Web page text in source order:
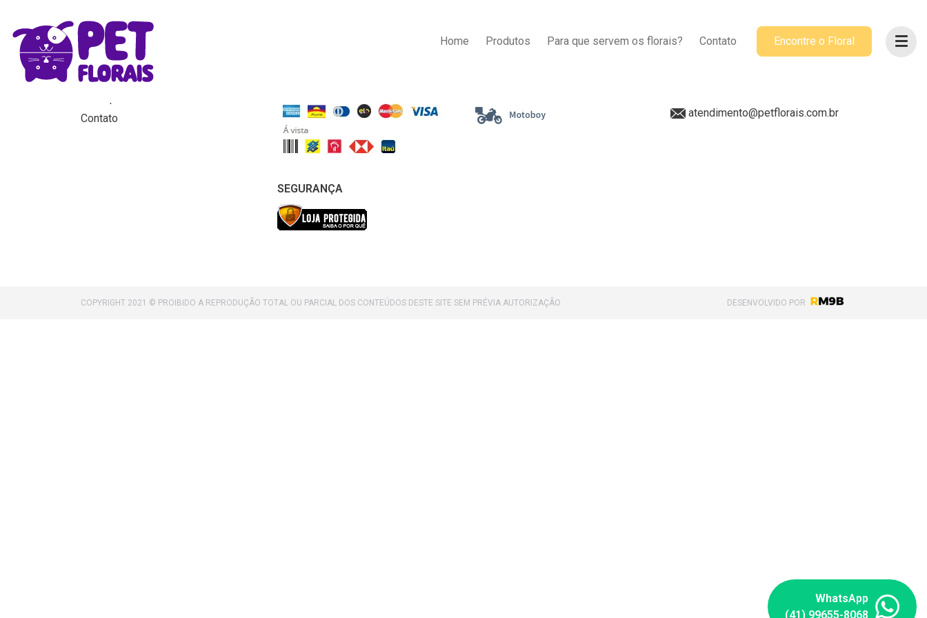
Home Produtos Para que servem os florais? Contato Encontre o Floral
MENU
Home
Produtos
Contato
SEGURANÇA
ENTREGA
ACOMPANHE-NOS
@petflorais
atendimento@petflorais.com.br
COPYRIGHT 2021 © PROIBIDO A REPRODUÇÃO TOTAL OU PARCIAL DOS CONTEÚDOS DESTE SITE SEM PRÉVIA AUTORIZAÇÃO DESENVOLVIDO POR
WhatsApp
(41) 99655-8068